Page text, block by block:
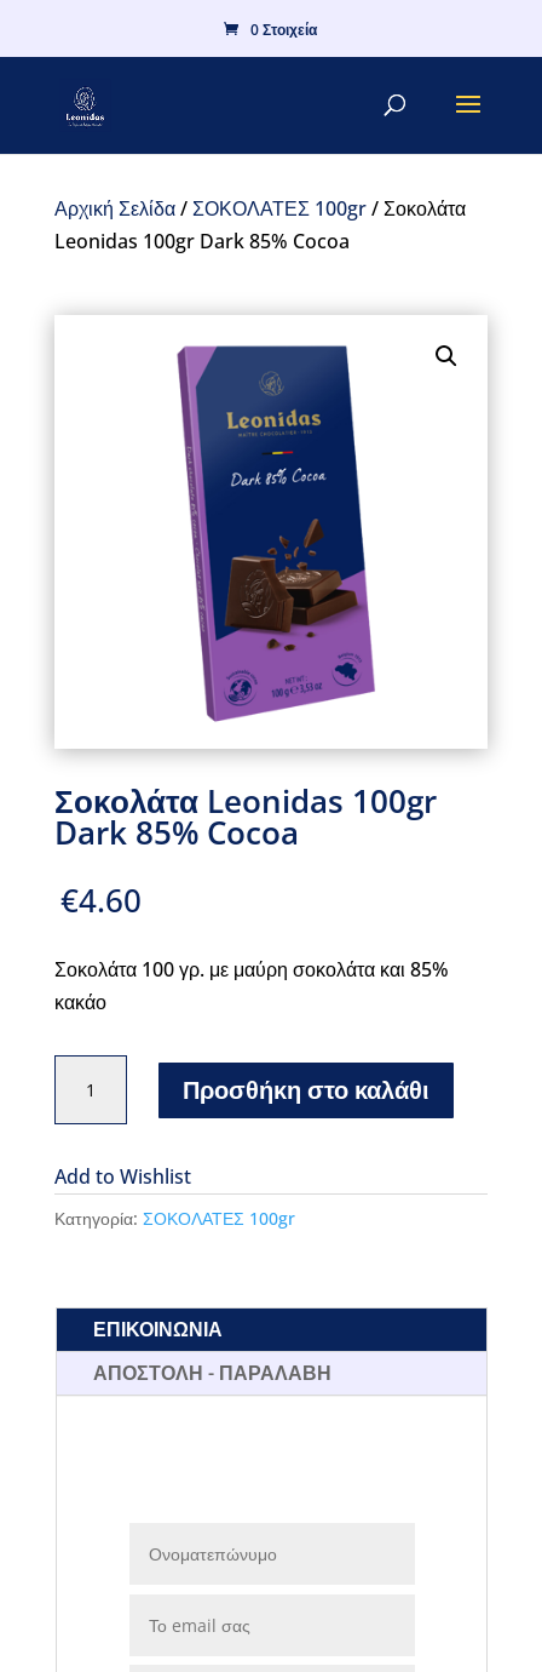
0 Στοιχεία
Αρχική Σελίδα/ΣΟΚΟΛΑΤΕΣ 100gr/ Σοκολάτα
Leonidas 100gr Dark 85% Cocoa
Σοκολάτα Leonidas 100gr
Dark 85% Cocoa
€4.60
Σοκολάτα 100 γρ. με μαύρη σοκολάτα και 85%
κακάο
Leonidas
Dark
85%
Cocoa
Προσθήκη στο καλάθι
Add to Wishlist
Κατηγορία: ΣΟΚΟΛΑΤΕΣ 100gr
ΕΠΙΚΟΙΝΩΝΙΑ
ΑΠΟΣΤΟΛΗ - ΠΑΡΑΛΑΒΗ